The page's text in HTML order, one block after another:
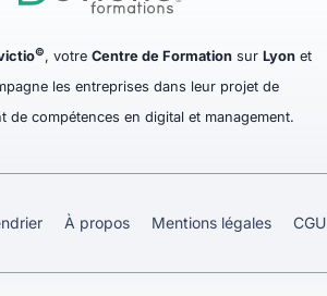
©, votreCentre de Formation surLyon et
les entreprises dans leur projet de
de compétences en digital et management.
À propos Mentions légales CGU